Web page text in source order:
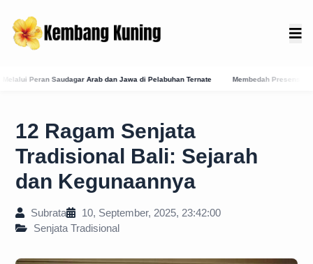
Arab dan Jawa di Pelabuhan Ternate Membedah Presensi Online Karangasem:
12 Ragam Senjata
Tradisional Bali: Sejarah
dan Kegunaannya
Subrata
10, September, 2025, 23:42:00
Senjata Tradisional